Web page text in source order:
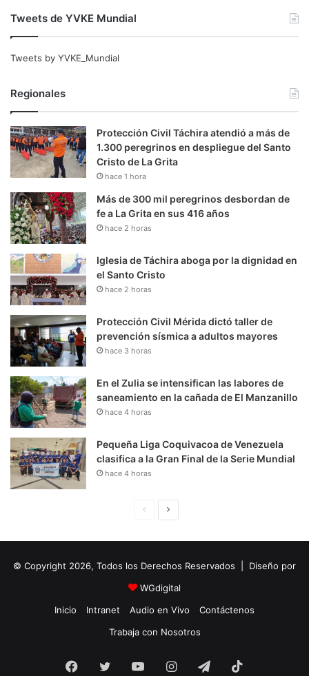
Tweets de YVKE Mundial
Tweets by YVKE_Mundial
Regionales
Protección Civil Táchira atendió a más de
1.300 peregrinos en despliegue del Santo
Cristo de La Grita
hace 1 hora
Más de 300 mil peregrinos desbordan de
fe a La Grita en sus 416 años
hace 2 horas
Iglesia de Táchira aboga por la dignidad en
el Santo Cristo
hace 2 horas
Protección Civil Mérida dictó taller de
prevención sísmica a adultos mayores
hace 3 horas
En el Zulia se intensifican las labores de
saneamiento en la cañada de El Manzanillo
hace 4 horas
Pequeña Liga Coquivacoa de Venezuela
clasifica a la Gran Final de la Serie Mundial
hace 4 horas
i
n
a
u
i
e
e
© Copyright 2026, Todos los Derechos Reservados | Diseño por
WGdigital
Inicio
Intranet Audio en Vivo
Contáctenos
Trabaja con Nosotros
Facebook
Twitter YouTubeInstagramTelegram